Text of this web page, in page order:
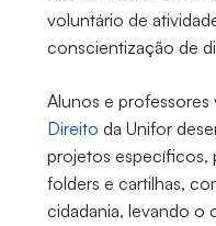
voluntário de
conscientização de
Alunos e professores
Direito da Unifor
projetos específicos,
folders e cartilhas,
cidadania, levando o